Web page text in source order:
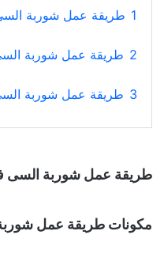
1 طريقة عمل شوربة
2 طريقة عمل شوربة السي
3 طريقة عمل شوربة
طريقة عمل شوربة السى
مكونات طريقة عمل